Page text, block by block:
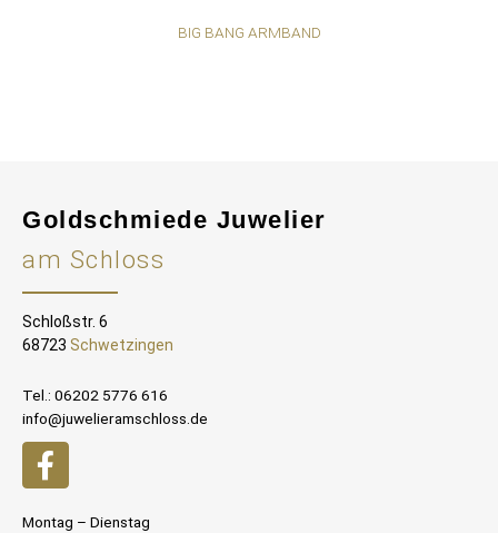
BIG BANG ARMBAND
Goldschmiede Juwelier
am Schloss
Schloßstr. 6
68723 Schwetzingen
Tel.: 06202 5776 616
info@juwelieramschloss.de
Montag – Dienstag